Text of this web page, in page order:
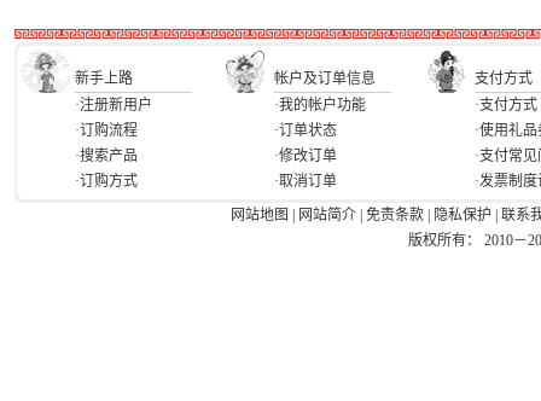
新手上路 帐户及订单信息
支付方式
·注册新用户
·订购流程
·搜索产品
·订购方式
·我的帐户功能
·订单状态
·修改订单
·取消订单
·支付方式
·使用礼品
·支付常
·发票制
网站地图
网站简介 免责条款 隐私保护
联系
版权所有： 2010－